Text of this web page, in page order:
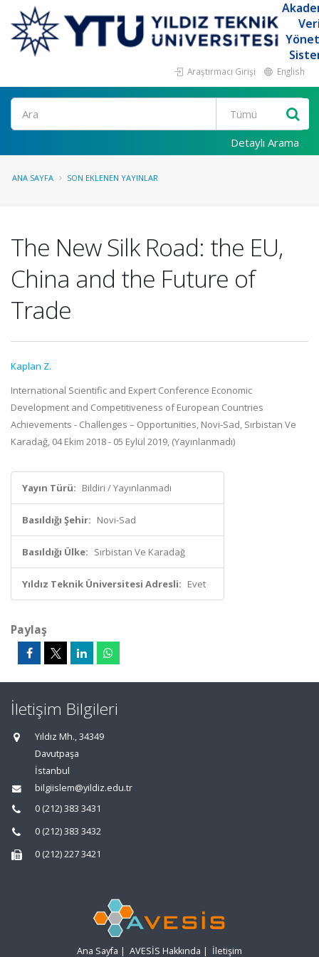
Araştırmacı Girişi English
Ara
Detaylı Arama
ANA SAYFA SON EKLENEN YAYINLAR
The New Silk Road: the EU,
China and the Future of
Trade
Kaplan Z.
International Scientific and Expert Conference Economic
Development and Competitiveness of European Countries
Achievements - Challenges – Opportunities, Novi-Sad, Sırbistan Ve
Karadağ, 04 Ekim 2018 - 05 Eylül 2019, (Yayınlanmadı)
Yayın Türü: Bildiri / Yayınlanmadı
Basıldığı Şehir: Novi-Sad
Basıldığı Ülke: Sırbistan Ve Karadağ
Yıldız Teknik Üniversitesi Adresli: Evet
Paylaş
İletişim Bilgileri
Yıldız Mh., 34349
Davutpaşa
İstanbul
bilgiislem@yildiz.edu.tr
0 (212) 383 3431
0 (212) 383 3432
0 (212) 227 3421
Ana Sayfa | AVESİS Hakkında | İletişim